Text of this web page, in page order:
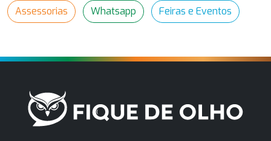
Assessorias Whatsapp Feiras e Eventos